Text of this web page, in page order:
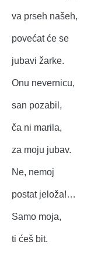
va prseh našeh,
povećat će se
jubavi žarke.
Onu nevernicu,
san pozabil,
ča ni marila,
za moju jubav.
Ne, nemoj
postat jeloža!…
Samo moja,
ti ćeš bit.